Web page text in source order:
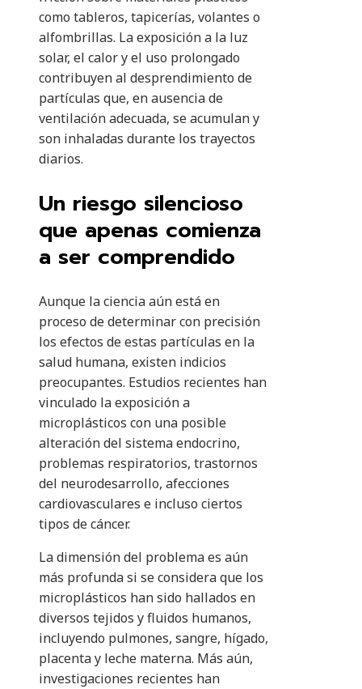
como tableros, tapicerías, volantes o
alfombrillas. La exposición a la luz
solar, el calor y el uso prolongado
contribuyen al desprendimiento de
partículas que, en ausencia de
ventilación adecuada, se acumulan y
son inhaladas durante los trayectos
diarios.
Un riesgo silencioso
que apenas comienza
a ser comprendido
Aunque la ciencia aún está en
proceso de determinar con precisión
los efectos de estas partículas en la
salud humana, existen indicios
preocupantes. Estudios recientes han
vinculado la exposición a
microplásticos con una posible
alteración del sistema endocrino,
problemas respiratorios, trastornos
del neurodesarrollo, afecciones
cardiovasculares e incluso ciertos
tipos de cáncer.
La dimensión del problema es aún
más profunda si se considera que los
microplásticos han sido hallados en
diversos tejidos y fluidos humanos,
incluyendo pulmones, sangre, hígado,
placenta y leche materna. Más aún,
investigaciones recientes han